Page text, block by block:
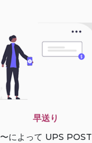
早送り
〜によって UPS POST